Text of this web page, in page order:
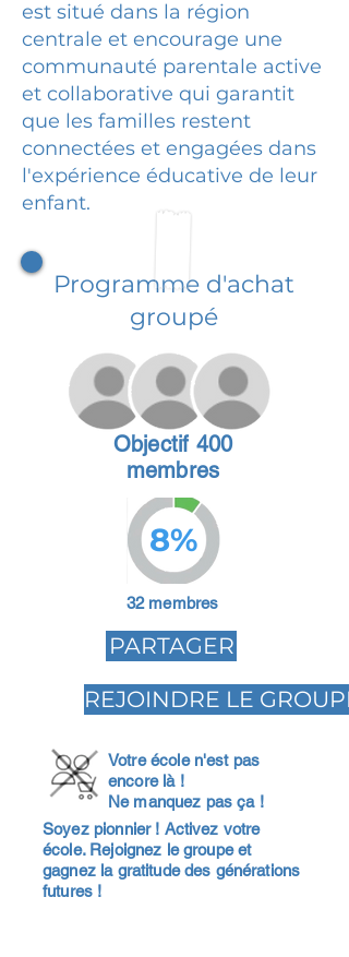
est situé dans la région
centrale et encourage une
communauté parentale active
et collaborative qui garantit
que les familles restent
connectées et engagées dans
l'expérience éducative de leur
enfant.
Programme d'achat
groupé
Objectif 400
membres
8%
32 membres
PARTAGER
REJOINDRE LE GROUPE
Votre école n'est pas
encore là !
Ne manquez pas ça !
Soyez pionnier ! Activez votre
école. Rejoignez le groupe et
gagnez la gratitude des générations
futures !